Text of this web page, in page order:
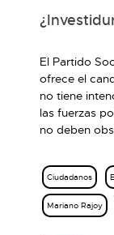
El Partido
ofrece el
no tiene
las fuerzas
no deben
Ciudadanos
Mariano Rajoy